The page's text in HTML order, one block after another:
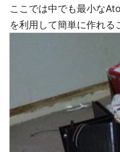
ここでは中でも最小な
を利用して簡単に作れる